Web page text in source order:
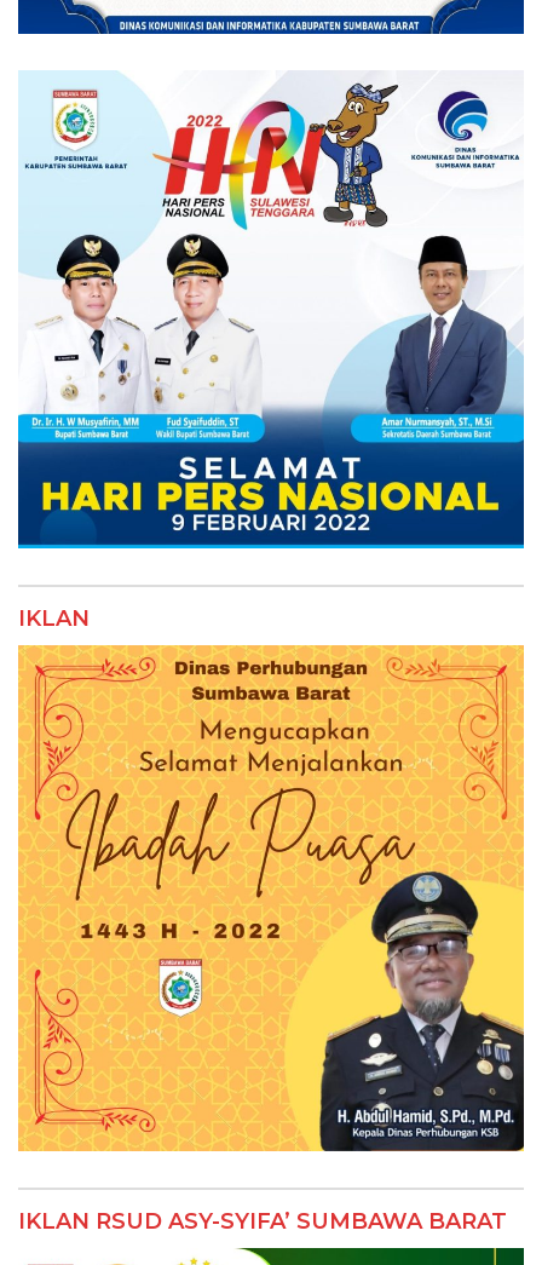
IKLAN
IKLAN RSUD ASY-SYIFA’ SUMBAWA BARAT